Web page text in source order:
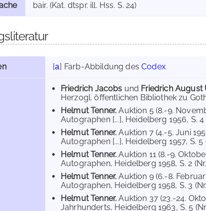
bair. (Kat. dtspr. ill. Hss. S. 24)
[a] Farb-Abbildung desCodex
Friedrich Jacobs und Friedrich August
Herzogl. öffentlichen Bibliothek zu
Helmut Tenner. Auktion 5 (8.-9.
Autographen [...], Heidelberg 1956, S. 4
Helmut Tenner. Auktion 7 (4.-5. Juni
Autographen [...], Heidelberg 1957, S. 5
Helmut Tenner. Auktion 11 (8.-9.
Autographen, Heidelberg 1958, S. 2
Helmut Tenner. Auktion 9 (6.-8.
Autographen, Heidelberg 1958, S. 3
Helmut Tenner. Auktion 37 (23.-24.
Jahrhunderts, Heidelberg 1963, S. 5